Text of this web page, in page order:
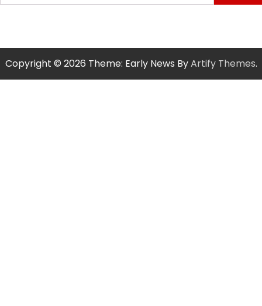
entradas
Copyright © 2026 Theme: Early News ByArtify Themes.